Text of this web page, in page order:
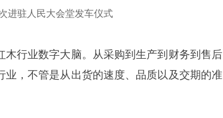
进驻人民大会堂发车仪式
行业数字大脑。从采购到生产到财务到售后
，不管是从出货的速度、品质以及交期的准